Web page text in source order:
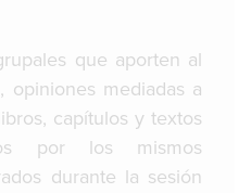
que aporten al
opiniones mediadas a
capítulos y textos
por los mismos
durante la sesión